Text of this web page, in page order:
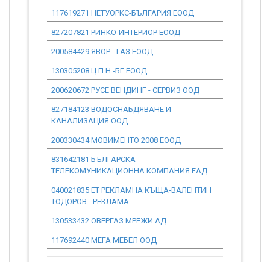
117619271 НЕТУОРКС-БЪЛГАРИЯ ЕООД
827207821 РИНКО-ИНТЕРИОР ЕООД
200584429 ЯВОР - ГАЗ ЕООД
130305208 Ц.П.Н.-БГ ЕООД
200620672 РУСЕ ВЕНДИНГ - СЕРВИЗ ООД
827184123 ВОДОСНАБДЯВАНЕ И
КАНАЛИЗАЦИЯ ООД
200330434 МОВИМЕНТО 2008 ЕООД
831642181 БЪЛГАРСКА
ТЕЛЕКОМУНИКАЦИОННА КОМПАНИЯ ЕАД
040021835 ЕТ РЕКЛАМНА КЪЩА-ВАЛЕНТИН
ТОДОРОВ - РЕКЛАМА
130533432 ОВЕРГАЗ МРЕЖИ АД
117692440 МЕГА МЕБЕЛ ООД